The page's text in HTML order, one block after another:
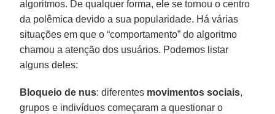
algoritmos. De qualquer forma, ele se tornou o centro
da polêmica devido a sua popularidade. Há várias
situações em que o “comportamento” do algoritmo
chamou a atenção dos usuários. Podemos listar
alguns deles:
Bloqueio de nus: diferentes movimentos sociais,
grupos e indivíduos começaram a questionar o